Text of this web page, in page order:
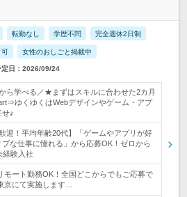
転勤なし 学歴不問 完全週休2日制
可 女性のおしごと掲載中
定日：2026/09/24
ら学べる／★まずはスキルに合わせた2カ月
ゆくゆくはWebデザインやゲーム・アプ
せ♪
迎！平均年齢20代】「ゲームやアプリが好
ブな仕事に憧れる」から応募OK！ゼロから
験入社
ート勤務OK！全国どこからでもご応募で
京にて実施します…